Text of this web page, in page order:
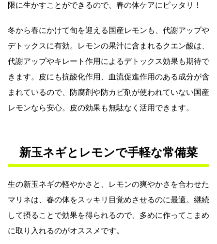
限に生かすことができるので、春の体ケアにピッタリ！
冬から春にかけて旬を迎える国産レモンも、代謝アップや
デトックスに有効。レモンの果汁に含まれるクエン酸は、
代謝アップやキレート作用によるデトックス効果も期待で
きます。皮にも抗酸化作用、血流促進作用のある成分が含
まれているので、防腐剤や防カビ剤が使われていない国産
レモンなら安心。皮の効果も無駄なく活用できます。
新玉ネギとレモンで手軽な常備菜
生の新玉ネギの軽やかさと、レモンの爽やかさを合わせた
マリネは、春の体をスッキリ目覚めさせるのに最適。継続
して摂ることで効果を得られるので、多めに作ってこまめ
に取り入れるのがオススメです。